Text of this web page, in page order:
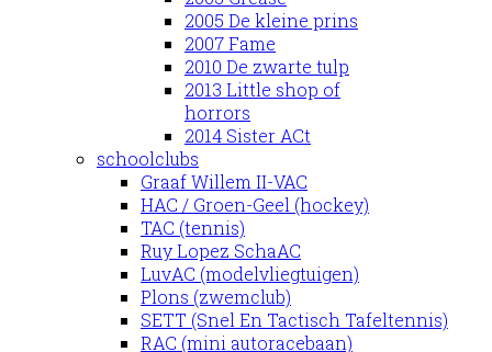
2005 De kleine prins
2007 Fame
2010 De zwarte tulp
2013 Little shop of
horrors
2014 Sister ACt
schoolclubs
Graaf Willem II-VAC
HAC / Groen-Geel (hockey)
TAC (tennis)
Ruy Lopez SchaAC
LuvAC (modelvliegtuigen)
Plons (zwemclub)
SETT (Snel En Tactisch Tafeltennis)
RAC (mini autoracebaan)